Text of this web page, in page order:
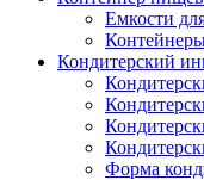
Емкости
Кондитерский
Форма